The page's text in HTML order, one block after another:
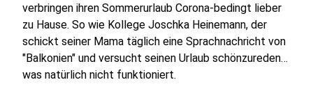
verbringen ihren Sommerurlaub Corona-bedingt lieber
zu Hause. So wie Kollege Joschka Heinemann, der
schickt seiner Mama täglich eine Sprachnachricht von
"Balkonien" und versucht seinen Urlaub schönzureden…
was natürlich nicht funktioniert.